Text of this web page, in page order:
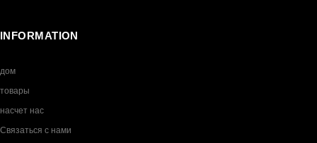
INFORMATION
дом
товары
насчет нас
Связаться с нами